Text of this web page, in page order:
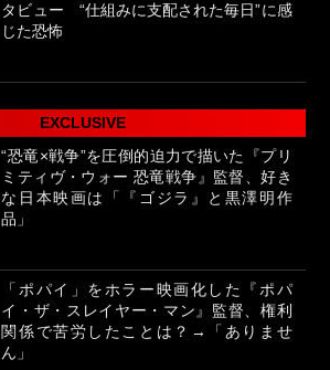
タビュー “仕組みに支配された毎日”に感
じた恐怖
EXCLUSIVE
“恐竜×戦争”を圧倒的迫力で描いた『プリ
ミティヴ・ウォー 恐竜戦争』監督、好き
な日本映画は「『ゴジラ』と黒澤明作
品」
「ポパイ」をホラー映画化した『ポパ
イ・ザ・スレイヤー・マン』監督、権利
関係で苦労したことは？→「ありませ
ん」